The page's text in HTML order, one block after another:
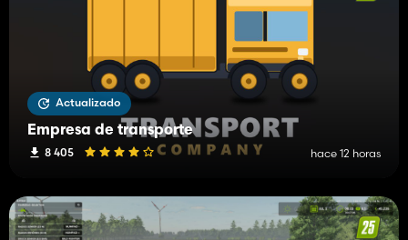
Actualizado
Empresa de transporte
8 405 hace 12 horas